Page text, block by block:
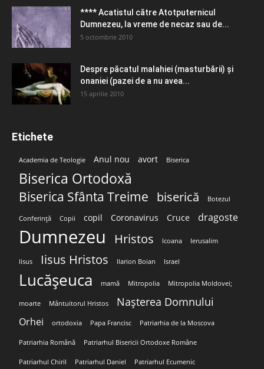
**** Acatistul către Atotputernicul
Dumnezeu, la vreme de necaz sau de...
5 octombrie 2010
Despre păcatul malahiei (masturbării) şi
onaniei (pazei de a nu avea...
15 aprilie 2010
Etichete
Academia de Teologie Anul nou avort Biserica
Biserica Ortodoxă
Biserica Sfânta Treime biserică Botezul
Conferință Copii copil Coronavirus Cruce dragoste
Dumnezeu Hristos Icoana Ierusalim
Iisus Iisus Hristos Ilarion Boian Israel
Lucășeuca mamă Mitropolia Mitropolia Moldovei;
moarte Mântuitorul Hristos Nașterea Domnului
Orhei ortodoxia Papa Francisc Patriarhia de la Moscova
Patriarhia Română Patriarhul Bisericii Ortodoxe Române
Patriarhul Chiril Patriarhul Daniel Patriarhul Ecumenic